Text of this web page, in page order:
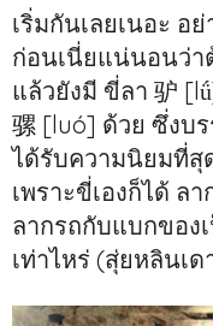
เริ่มกันเลยเนอะ อ
ก่อนเนี่ยแน่นอนว่
แล้วยังมี ขี่ลา 驴
骡 [luó] ด้วย ซึ่งบ
ได้รับความนิยมที่สุ
เพราะขี่เองก็ได้
ลากรถกับแบกของ
เท่าไหร่ (สุ่ยหลินเ